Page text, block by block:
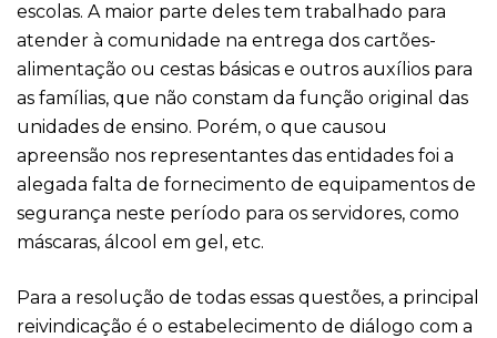
escolas. A maior parte deles tem trabalhado para
atender à comunidade na entrega dos cartões-
alimentação ou cestas básicas e outros auxílios para
as famílias, que não constam da função original das
unidades de ensino. Porém, o que causou
apreensão nos representantes das entidades foi a
alegada falta de fornecimento de equipamentos de
segurança neste período para os servidores, como
máscaras, álcool em gel, etc.
Para a resolução de todas essas questões, a principal
reivindicação é o estabelecimento de diálogo com a